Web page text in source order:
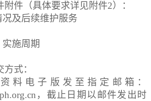
附件（具体要求详见附件2）：
况及后续维护服务
施周期
式：
资料 电子版发至指定邮箱：
，截止日期以邮件发出时